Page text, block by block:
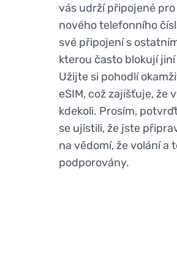
vás udrží připojené
nového telefonního
své připojení s
kterou často blokují
Užijte si pohodlí
eSIM, což zajišťuje, že
kdekoli. Prosím,
se ujistili, že jste
na vědomí, že volání a
podporovány.